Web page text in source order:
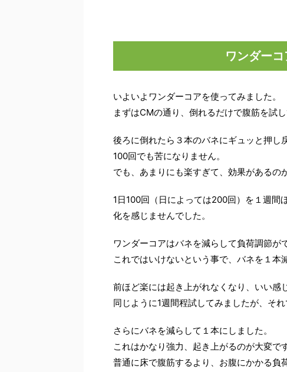
ワンダー
いよいよワンダーコアを使ってみました。
まずはCMの通り、倒れるだけで腹筋を試し
後ろに倒れたら３本のバネにギュッと押し
100回でも苦になりません。
でも、あまりにも楽すぎて、効果があるの
1日100回（日によっては200回）を１週間
化を感じませんでした。
ワンダーコアはバネを減らして負荷調節が
これではいけないという事で、バネを１本
前ほど楽には起き上がれなくなり、いい感
同じように1週間程試してみましたが、それ
さらにバネを減らして１本にしました。
これはかなり強力、起き上がるのが大変で
普通に床で腹筋するより、お腹にかかる負